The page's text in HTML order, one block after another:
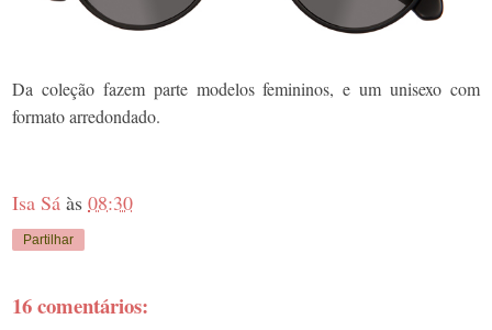
Da coleção fazem parte modelos femininos, e um unisexo com
formato arredondado.
Isa Sá às 08:30
Partilhar
16 comentários: